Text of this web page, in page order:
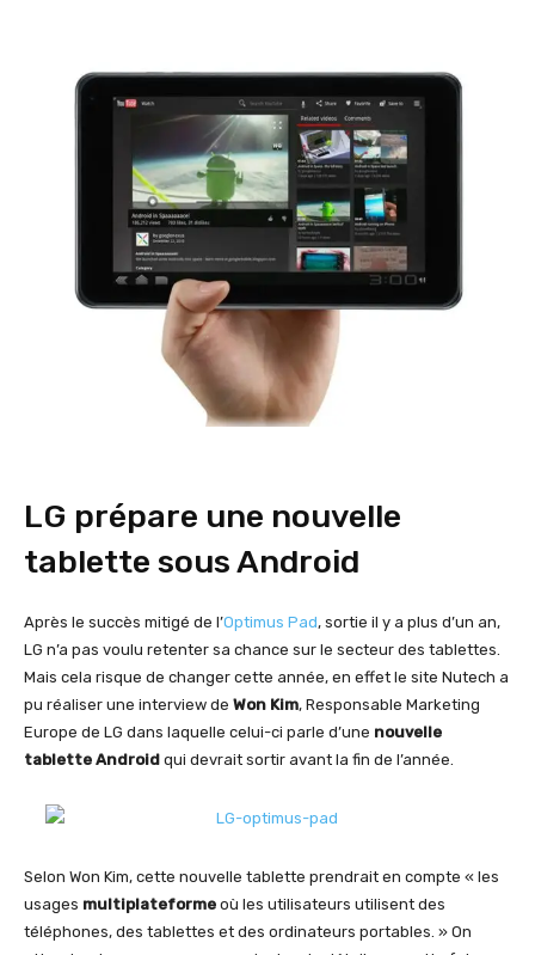
LG prépare une nouvelle
tablette sous Android
Après le succès mitigé de l’Optimus Pad, sortie il y a plus d’un an,
LG n’a pas voulu retenter sa chance sur le secteur des tablettes.
Mais cela risque de changer cette année, en effet le site Nutech a
pu réaliser une interview de Won Kim, Responsable Marketing
Europe de LG dans laquelle celui-ci parle d’une nouvelle
tablette Android qui devrait sortir avant la fin de l’année.
Selon Won Kim, cette nouvelle tablette prendrait en compte « les
usages multiplateforme où les utilisateurs utilisent des
téléphones, des tablettes et des ordinateurs portables. » On